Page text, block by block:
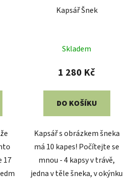
17
Kapsář Šnek
Skladem
1 280 Kč
DO KOŠÍKU
Kapsář s obrázkem šneka
má 10 kapes! Počítejte se
mnou - 4 kapsy v trávě,
jedna v těle šneka, v okýnku